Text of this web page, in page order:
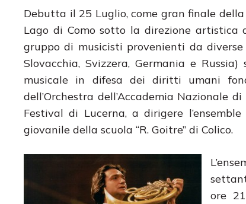
Debutta il 25 Luglio, come gran finale
Lago di Como sotto la direzione artistica
gruppo di musicisti provenienti da
Slovacchia, Svizzera, Germania e
musicale in difesa dei diritti umani
dell’Orchestra dell’Accademia Nazionale
Festival di Lucerna, a dirigere
giovanile della scuola “R. Goitre” di Colico.
ore